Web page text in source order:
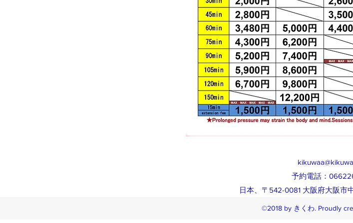
予約電話：
日本、〒542-0081 大阪府大阪市
©2018 by きくわ. Proudly